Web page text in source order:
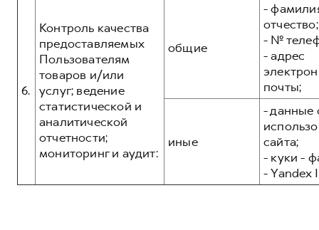
6.
Контроль качества
предоставляемых
Пользователям
товаров и/или
услуг; ведение
статистической и
аналитической
отчетности;
мониторинг и аудит:
общие
-
отчество;
- №
- адрес
почты;
иные
- данные
сайта;
- куки -
- Yandex